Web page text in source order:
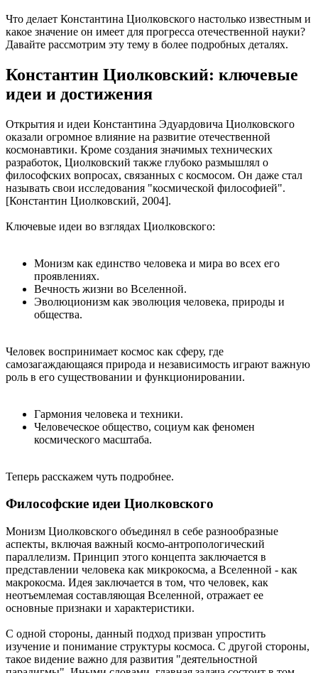
Что делает Константина Циолковского настолько известным и
какое значение он имеет для прогресса отечественной науки?
Давайте рассмотрим эту тему в более подробных деталях.
Константин Циолковский: ключевые
идеи и достижения
Открытия и идеи Константина Эдуардовича Циолковского
оказали огромное влияние на развитие отечественной
космонавтики. Кроме создания значимых технических
разработок, Циолковский также глубоко размышлял о
философских вопросах, связанных с космосом. Он даже стал
называть свои исследования "космической философией".
[Константин Циолковский, 2004].
Ключевые идеи во взглядах Циолковского:
Монизм как единство человека и мира во всех его
проявлениях.
Вечность жизни во Вселенной.
Эволюционизм как эволюция человека, природы и
общества.
Человек воспринимает космос как сферу, где
самозагаждающаяся природа и независимость играют важную
роль в его существовании и функционировании.
Гармония человека и техники.
Человеческое общество, социум как феномен
космического масштаба.
Теперь расскажем чуть подробнее.
Философские идеи Циолковского
Монизм Циолковского объединял в себе разнообразные
аспекты, включая важный космо-антропологический
параллелизм. Принцип этого концепта заключается в
представлении человека как микрокосма, а Вселенной - как
макрокосма. Идея заключается в том, что человек, как
неотъемлемая составляющая Вселенной, отражает ее
основные признаки и характеристики.
С одной стороны, данный подход призван упростить
изучение и понимание структуры космоса. С другой стороны,
такое видение важно для развития "деятельностной